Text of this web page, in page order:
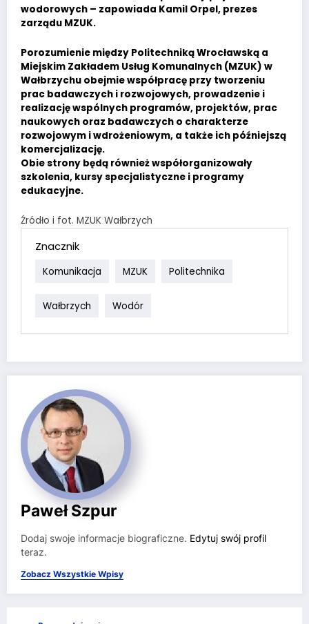
wodorowych – zapowiada Kamil Orpel, prezes
zarządu MZUK.
Porozumienie między Politechniką Wrocławską a
Miejskim Zakładem Usług Komunalnych (MZUK) w
Wałbrzychu obejmie współpracę przy tworzeniu
prac badawczych i rozwojowych, prowadzenie i
realizację wspólnych programów, projektów, prac
naukowych oraz badawczych o charakterze
rozwojowym i wdrożeniowym, a także ich późniejszą
komercjalizację.
Obie strony będą również współorganizowały
szkolenia, kursy specjalistyczne i programy
edukacyjne.
Źródło i fot. MZUK Wałbrzych
Znacznik
Komunikacja MZUK Politechnika
Wałbrzych Wodór
Paweł Szpur
Dodaj swoje informacje biograficzne. Edytuj swój profil
teraz.
Zobacz Wszystkie Wpisy